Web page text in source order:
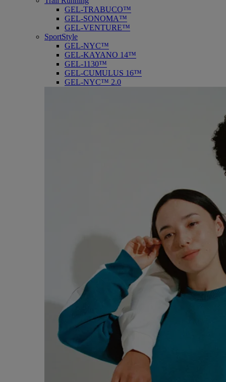
GEL-TRABUCO™
GEL-SONOMA™
GEL-VENTURE™
SportStyle
GEL-NYC™
GEL-KAYANO 14™
GEL-1130™
GEL-CUMULUS 16™
GEL-NYC™ 2.0